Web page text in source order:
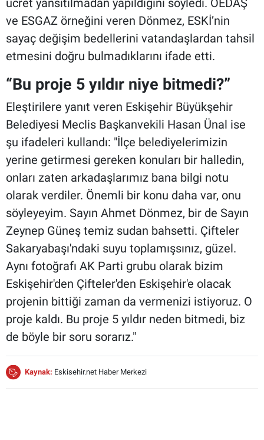
ücret yansıtılmadan yapıldığını söyledi. OEDAŞ
ve ESGAZ örneğini veren Dönmez, ESKİ’nin
sayaç değişim bedellerini vatandaşlardan tahsil
etmesini doğru bulmadıklarını ifade etti.
“Bu proje 5 yıldır niye bitmedi?”
Eleştirilere yanıt veren Eskişehir Büyükşehir
Belediyesi Meclis Başkanvekili Hasan Ünal ise
şu ifadeleri kullandı: "İlçe belediyelerimizin
yerine getirmesi gereken konuları bir halledin,
onları zaten arkadaşlarımız bana bilgi notu
olarak verdiler. Önemli bir konu daha var, onu
söyleyeyim. Sayın Ahmet Dönmez, bir de Sayın
Zeynep Güneş temiz sudan bahsetti. Çifteler
Sakaryabaşı'ndaki suyu toplamışsınız, güzel.
Aynı fotoğrafı AK Parti grubu olarak bizim
Eskişehir'den Çifteler'den Eskişehir'e olacak
projenin bittiği zaman da vermenizi istiyoruz. O
proje kaldı. Bu proje 5 yıldır neden bitmedi, biz
de böyle bir soru sorarız."
Kaynak: Eskisehir.net Haber Merkezi